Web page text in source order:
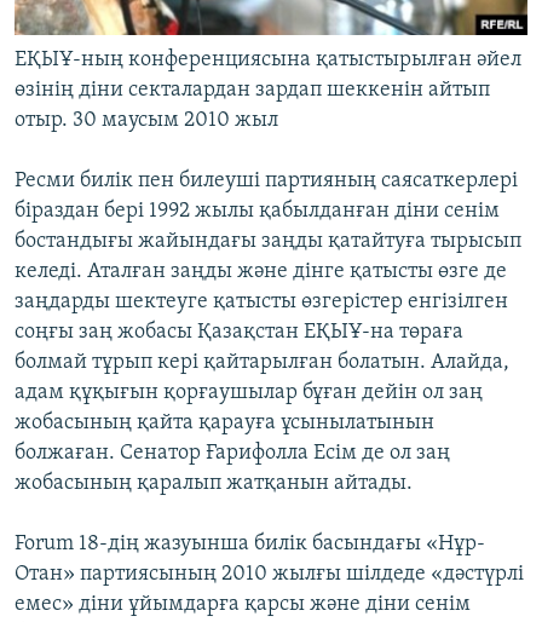
ЕҚЫҰ-ның конференциясына қатыстырылған әйел
өзінің діни секталардан зардап шеккенін айтып
отыр. 30 маусым 2010 жыл
Ресми билік пен билеуші партияның саясаткерлері
біраздан бері 1992 жылы қабылданған діни сенім
бостандығы жайындағы заңды қатайтуға тырысып
келеді. Аталған заңды және дінге қатысты өзге де
заңдарды шектеуге қатысты өзгерістер енгізілген
соңғы заң жобасы Қазақстан ЕҚЫҰ-на төраға
болмай тұрып кері қайтарылған болатын. Алайда,
адам құқығын қорғаушылар бұған дейін ол заң
жобасының қайта қарауға ұсынылатынын
болжаған. Сенатор Ғарифолла Есім де ол заң
жобасының қаралып жатқанын айтады.
Forum 18-дің жазуынша билік басындағы «Нұр-
Отан» партиясының 2010 жылғы шілдеде «дәстүрлі
емес» діни ұйымдарға қарсы және діни сенім